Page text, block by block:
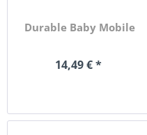
Durable Baby Mobile
14,49 € *